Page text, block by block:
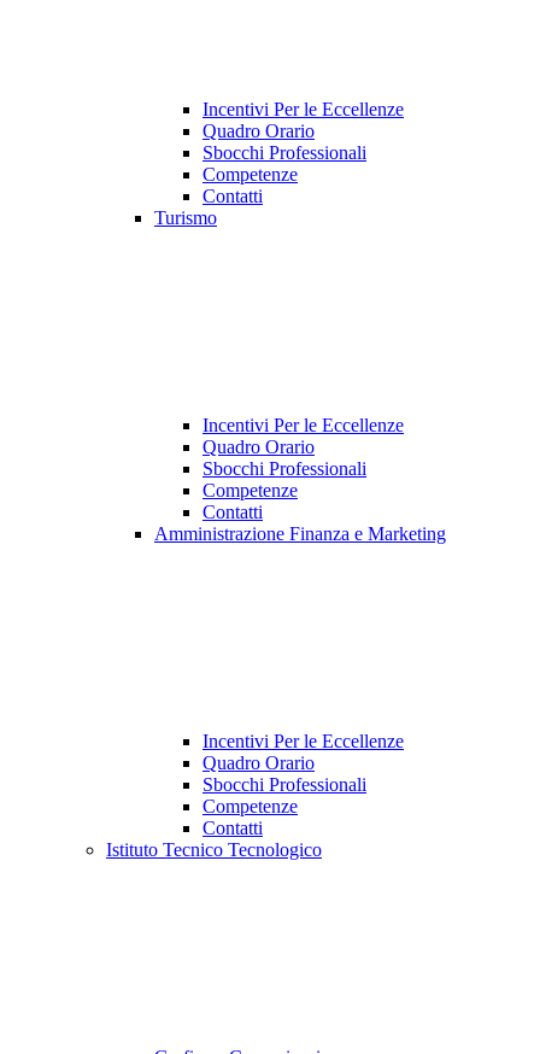
Incentivi Per le Eccellenze
Quadro Orario
Sbocchi Professionali
Competenze
Contatti
Turismo
Incentivi Per le Eccellenze
Quadro Orario
Sbocchi Professionali
Competenze
Contatti
Amministrazione Finanza e Marketing
Incentivi Per le Eccellenze
Quadro Orario
Sbocchi Professionali
Competenze
Contatti
Istituto Tecnico Tecnologico